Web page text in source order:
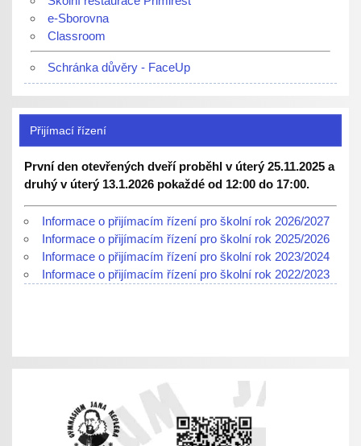
e-Sborovna
Classroom
Schránka důvěry - FaceUp
Přijímací řízení
První den otevřených dveří proběhl v úterý 25.11.2025 a
druhý v úterý 13.1.2026 pokaždé od 12:00 do 17:00.
Informace o přijímacím řízení pro školní rok 2026/2027
Informace o přijímacím řízení pro školní rok 2025/2026
Informace o přijímacím řízení pro školní rok 2023/2024
Informace o přijímacím řízení pro školní rok 2022/2023